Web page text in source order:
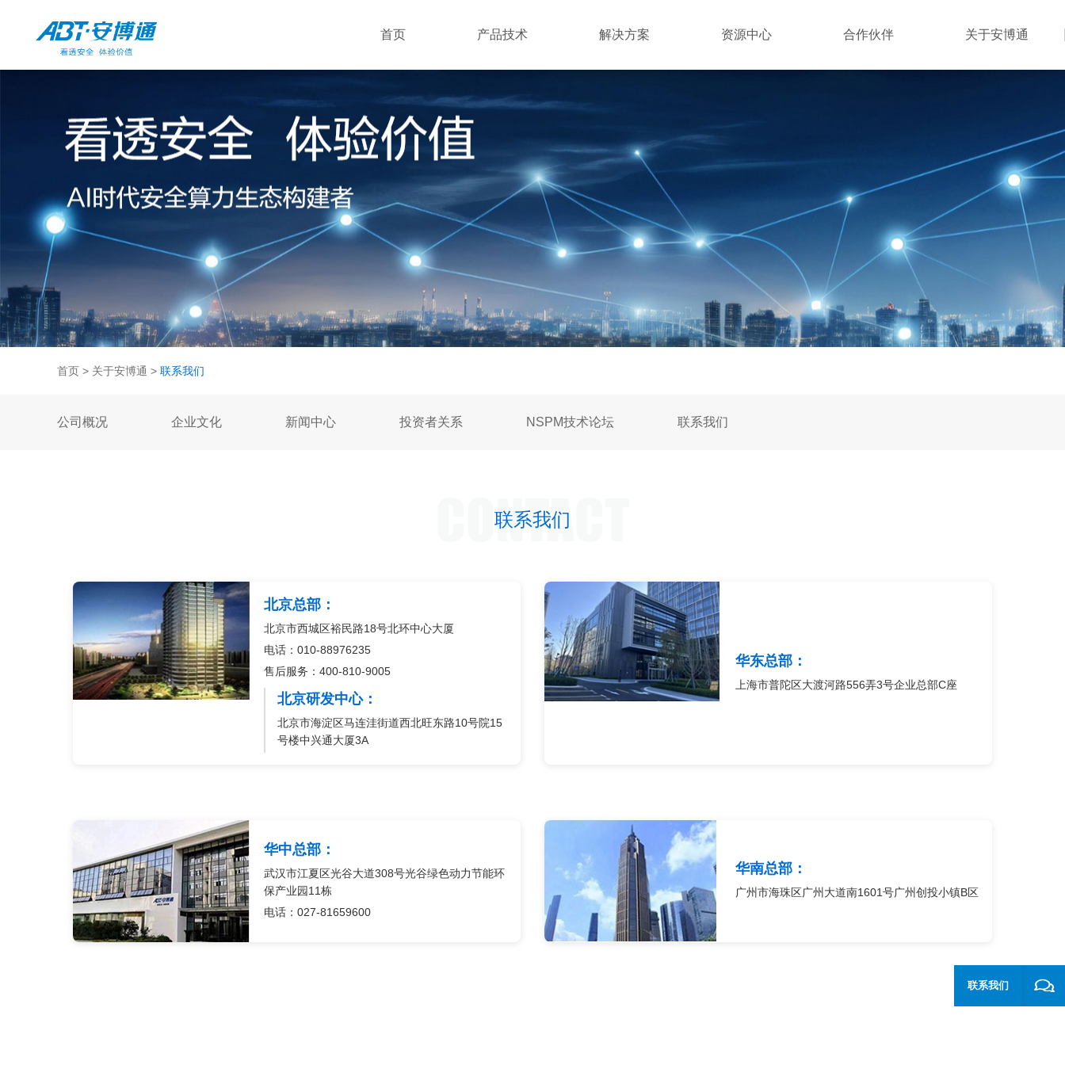
首页 产品技术 解决方案 资源中心 合作伙伴 关于安博通
首页 > 关于安博通 > 联系我们
公司概况 企业文化 新闻中心 投资者关系 NSPM技术论坛 联系我们
CONTACT
联系我们
北京总部：
北京市西城区裕民路18号北环中心大厦
电话：010-88976235
售后服务：400-810-9005
北京研发中心：
北京市海淀区马连洼街道西北旺东路10号院15
号楼中兴通大厦3A
华东总部：
上海市普陀区大渡河路556弄3号企业总部C座
华中总部：
武汉市江夏区光谷大道308号光谷绿色动力节能环
保产业园11栋
电话：027-81659600
华南总部：
广州市海珠区广州大道南1601号广州创投小镇B区
联系我们